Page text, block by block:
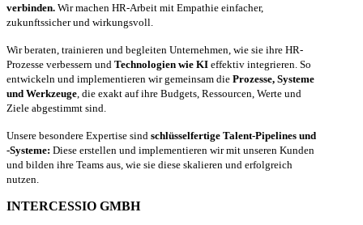
verbinden. Wir machen HR-Arbeit mit Empathie einfacher,
zukunftssicher und wirkungsvoll.
Wir beraten, trainieren und begleiten Unternehmen, wie sie ihre HR-
Prozesse verbessern und Technologien wie KI effektiv integrieren. So
entwickeln und implementieren wir gemeinsam die Prozesse, Systeme
und Werkzeuge , die exakt auf ihre Budgets, Ressourcen, Werte und
Ziele abgestimmt sind.
Unsere besondere Expertise sind schlüsselfertige Talent-Pipelines und
-Systeme: Diese erstellen und implementieren wir mit unseren Kunden
und bilden ihre Teams aus, wie sie diese skalieren und erfolgreich
nutzen.
INTERCESSIO GMBH